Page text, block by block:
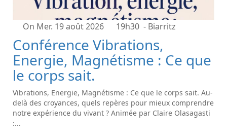
On Mer. 19 août 2026 19h30 - Biarritz
Conférence Vibrations,
Energie, Magnétisme : Ce que
le corps sait.
Vibrations, Energie, Magnétisme : Ce que le corps sait. Au-
delà des croyances, quels repères pour mieux comprendre
notre expérience du vivant ? Animée par Claire Olasagasti
:...